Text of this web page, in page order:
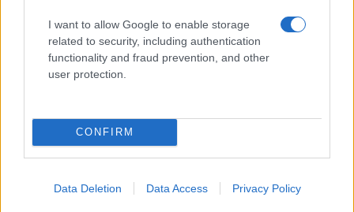
I want to allow Google to enable storage
related to security, including authentication
functionality and fraud prevention, and other
user protection.
CONFIRM
Data Deletion Data Access Privacy Policy